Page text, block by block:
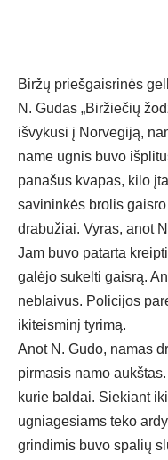
Biržų priešgaisrinės
N. Gudas „Biržiečių
išvykusi į Norvegiją,
name ugnis buvo
panašus kvapas, kilo
savininkės brolis
drabužiai. Vyras, anot
Jam buvo patarta
galėjo sukelti gaisrą.
neblaivus. Policijos
ikiteisminį tyrimą.
Anot N. Gudo, namas
pirmasis namo
kurie baldai. Siekiant
ugniagesiams teko
grindimis buvo spalių